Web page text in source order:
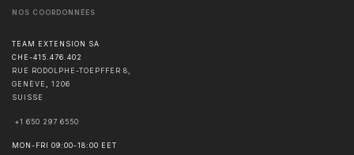
NOS COORDONNÉES
TEAM EXTENSION SA
CHE-415.476.402
RUE RODOLPHE-TOEPFFER 8,
GENÈVE
1206
SUISSE
+1 650 297 6550
MON-FRI 09:00-18:00 EET